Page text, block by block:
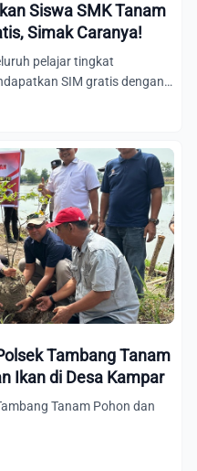
Siswa SMK Tanam
Simak Caranya!
pelajar tingkat
SIM gratis dengan
Tambang Tanam
Ikan di Desa Kampar
Tanam Pohon dan